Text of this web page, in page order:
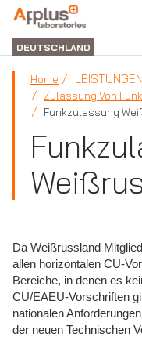
ABTEILUNG
LABORATORIEN
DEUTSCHLAND
Home LEISTUNGEN
Zulassung Von
Funkzulassung
Da Weißrussland
allen horizontalen CU-
Bereiche, in denen es
CU/EAEU-Vorschriften
nationalen
der neuen Technischen